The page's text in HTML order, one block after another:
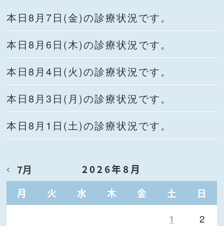
本日8月7日(金)の診療状況です。
本日8月6日(木)の診療状況です。
本日8月4日(火)の診療状況です。
本日8月3日(月)の診療状況です。
本日8月1日(土)の診療状況です。
2026年8月
月
火 水 木 金 土 日
7月
1 2